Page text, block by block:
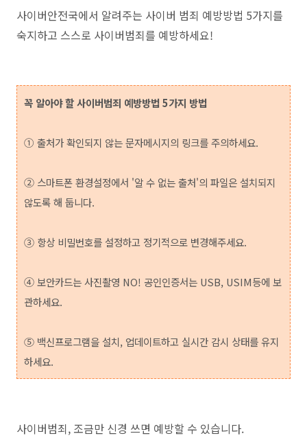
사이버안전국에서 알려주는 사이버 범죄 예방방법 5가지를
숙지하고 스스로 사이버범죄를 예방하세요!
꼭 알아야 할 사이버범죄 예방방법 5가지 방법
① 출처가 확인되지 않는 문자메시지의 링크를 주의하세요.
② 스마트폰 환경설정에서 '알 수 없는 출처'의 파일은 설치되지
않도록 해 둡니다.
③ 항상 비밀번호를 설정하고 정기적으로 변경해주세요.
④보안카드는 사진촬영 NO! 공인인증서는 USB, USIM등에 보
관하세요.
⑤ 백신프로그램을 설치, 업데이트하고 실시간 감시 상태를 유지
하세요.
사이버범죄, 조금만 신경 쓰면 예방할 수 있습니다.